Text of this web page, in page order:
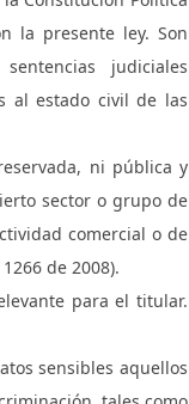
la presente ley. Son
judiciales
al estado civil de las
ni pública y
sector o grupo de
comercial o de
de 2008).
para el titular.
sensibles aquellos